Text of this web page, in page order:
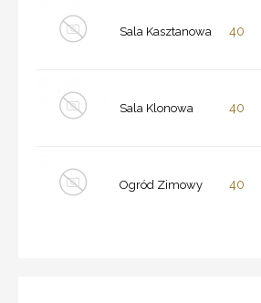
Sala Kasztanowa 40
Sala Klonowa 40
Ogród Zimowy 40